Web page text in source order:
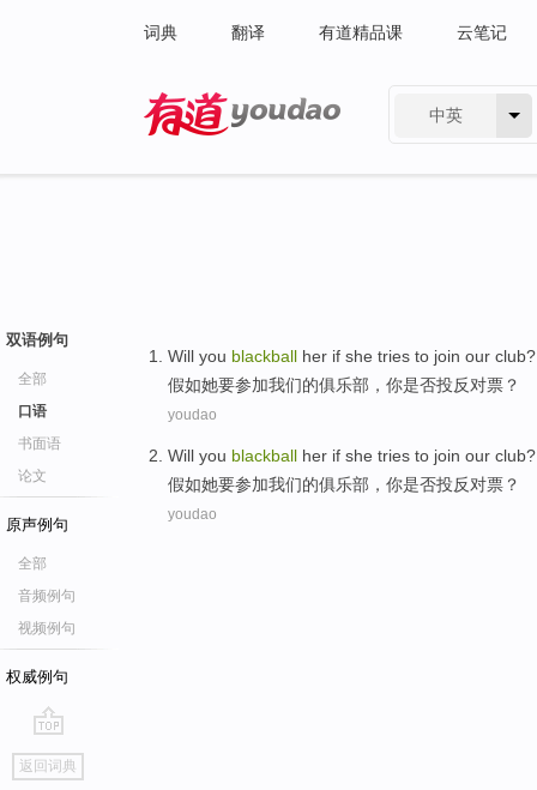
词典 翻译 有道精品课 云笔记
中英
双语例句
全部
口语
书面语
论文
原声例句
全部
音频例句
视频例句
权威例句
go
top
返回词典
Will you blackball her if she tries to join our club?
假如她要参加我们的俱乐部 ， 你是否投反对票 ？
youdao
Will you blackball her if she tries to join our club?
假如她要参加我们的俱乐部 ， 你是否投反对票 ？
youdao